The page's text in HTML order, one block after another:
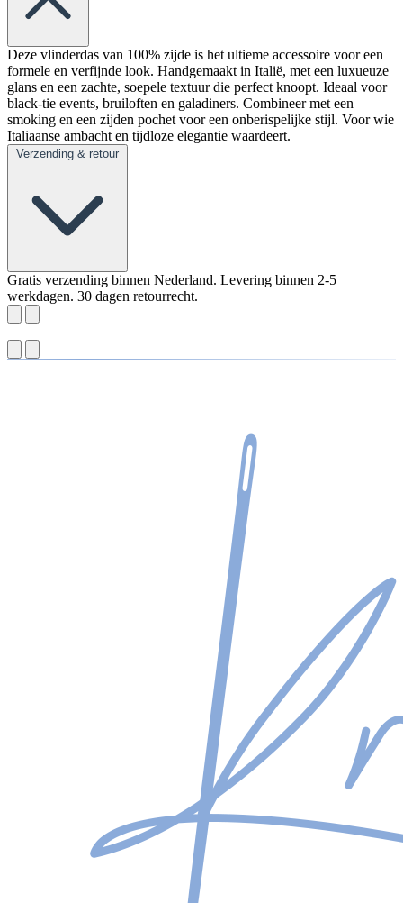
Deze vlinderdas van 100% zijde is het ultieme accessoire voor een
formele en verfijnde look. Handgemaakt in Italië, met een luxueuze
glans en een zachte, soepele textuur die perfect knoopt. Ideaal voor
black-tie events, bruiloften en galadiners. Combineer met een
smoking en een zijden pochet voor een onberispelijke stijl. Voor wie
Italiaanse ambacht en tijdloze elegantie waardeert.
Verzending & retour
Gratis verzending binnen Nederland. Levering binnen 2-5
werkdagen. 30 dagen retourrecht.